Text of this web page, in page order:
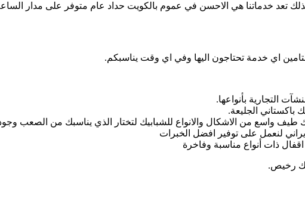
لذلك تعد خدماتنا هي الاحسن في عموم بالكويت حداد عام متوفر على مدار
اي خدمة تحتاجون اليها وفي اي وقت يناسبكم.
التجارية بأنواعها.
باكستاني الجليعة.
طيف واسع من الاشكال والانواع للشبابيك لتختار الذي يناسبك من الصعب
لنعمل على توفير افضل الخبرات
ذات أنواع مناسبة وفاخرة
رخيص.